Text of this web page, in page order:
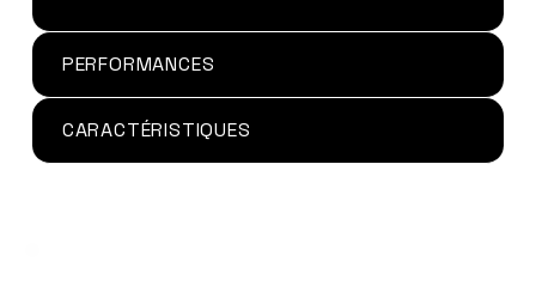
PERFORMANCES
CARACTÉRISTIQUES